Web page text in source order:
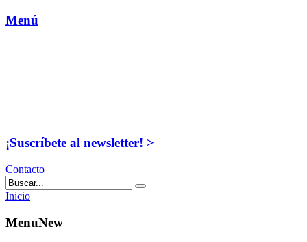
Menú
¡Suscríbete al newsletter! >
Contacto
Inicio
MenuNew